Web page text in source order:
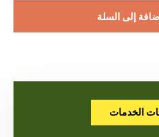
إلى السلة
الخدمات